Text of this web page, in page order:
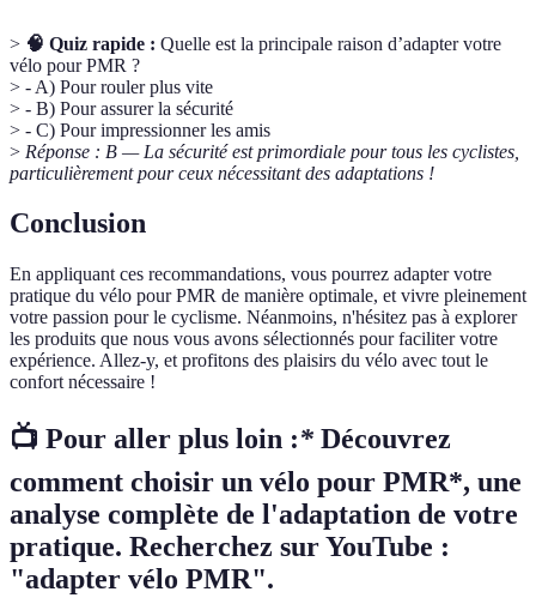
> 🧠 Quiz rapide : Quelle est la principale raison d’adapter votre
vélo pour PMR ?
> - A) Pour rouler plus vite
> - B) Pour assurer la sécurité
> - C) Pour impressionner les amis
> Réponse : B — La sécurité est primordiale pour tous les cyclistes,
particulièrement pour ceux nécessitant des adaptations !
Conclusion
En appliquant ces recommandations, vous pourrez adapter votre
pratique du vélo pour PMR de manière optimale, et vivre pleinement
votre passion pour le cyclisme. Néanmoins, n'hésitez pas à explorer
les produits que nous vous avons sélectionnés pour faciliter votre
expérience. Allez-y, et profitons des plaisirs du vélo avec tout le
confort nécessaire !
📺 Pour aller plus loin :* Découvrez
comment choisir un vélo pour PMR*, une
analyse complète de l'adaptation de votre
pratique. Recherchez sur YouTube :
"adapter vélo PMR".